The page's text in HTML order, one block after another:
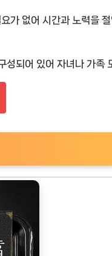
가 없어 시간과 노력을 절
되어 있어 자녀나 가족